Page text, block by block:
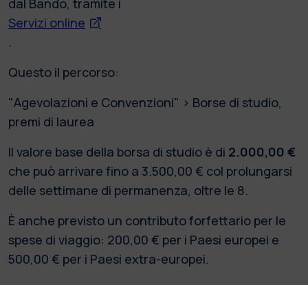
Servizi online
.
Questo il percorso:
"Agevolazioni e Convenzioni" > Borse di studio,
premi di laurea
Il valore base della borsa di studio è di 2.000,00 €
che può arrivare fino a 3.500,00 € col prolungarsi
delle settimane di permanenza, oltre le 8.
È anche previsto un contributo forfettario per le
spese di viaggio: 200,00 € per i Paesi europei e
500,00 € per i Paesi extra-europei.